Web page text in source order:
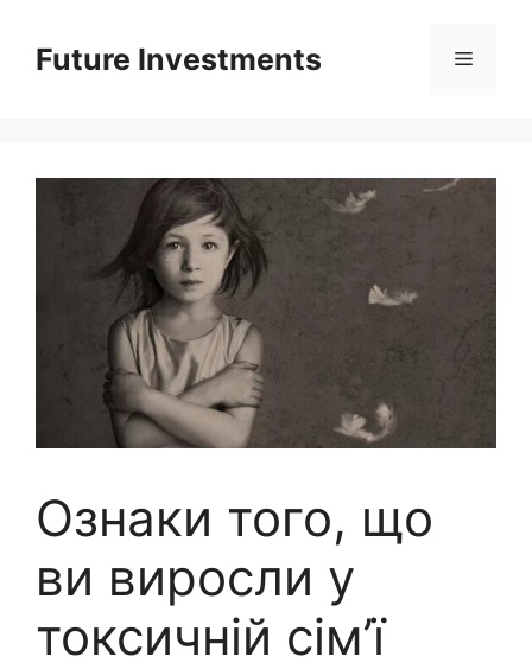
вмістуFuture Investments Меню
Ознаки того, що
ви виросли у
токсичній сім’ї